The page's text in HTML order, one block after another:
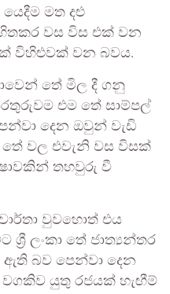
මත දළු
වස විස එක් වන
විහිළුවක් වන බවය.
තේ මිල දී ගනු
එම තේ සාම්පල්
දෙන ඔවුන් වැඩි
තේ වල එවැනි වස විසක්
තහවුරු වී
වුවහොත් එය
ලංකා තේ ජාත්‍යන්තර
බව පෙන්වා දෙන
යුතු රජයක් හැඟීම්